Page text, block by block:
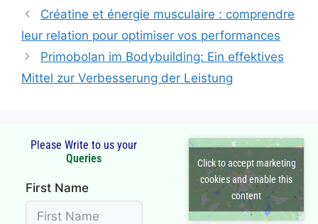
Créatine et énergie musculaire : comprendre
leur relation pour optimiser vos performances
Primobolan im Bodybuilding: Ein effektives
Mittel zur Verbesserung der Leistung
Please Write to us your
Queries
First Name
Click to accept marketing
cookies and enable this
content